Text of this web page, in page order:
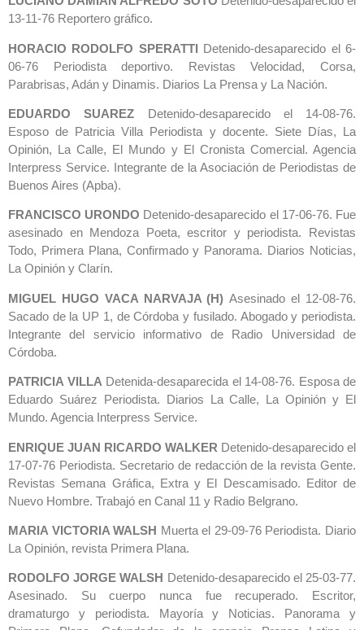
13-11-76 Reportero gráfico.
HORACIO RODOLFO SPERATTI Detenido-desaparecido el 6-
06-76 Periodista deportivo. Revistas Velocidad, Corsa,
Parabrisas, Adán y Dinamis. Diarios La Prensa y La Nación.
EDUARDO SUAREZ Detenido-desaparecido el 14-08-76.
Esposo de Patricia Villa Periodista y docente. Siete Días, La
Opinión, La Calle, El Mundo y El Cronista Comercial. Agencia
Interpress Service. Integrante de la Asociación de Periodistas de
Buenos Aires (Apba).
FRANCISCO URONDO Detenido-desaparecido el 17-06-76. Fue
asesinado en Mendoza Poeta, escritor y periodista. Revistas
Todo, Primera Plana, Confirmado y Panorama. Diarios Noticias,
La Opinión y Clarín.
MIGUEL HUGO VACA NARVAJA (H) Asesinado el 12-08-76.
Sacado de la UP 1, de Córdoba y fusilado. Abogado y periodista.
Integrante del servicio informativo de Radio Universidad de
Córdoba.
PATRICIA VILLA Detenida-desaparecida el 14-08-76. Esposa de
Eduardo Suárez Periodista. Diarios La Calle, La Opinión y El
Mundo. Agencia Interpress Service.
ENRIQUE JUAN RICARDO WALKER Detenido-desaparecido el
17-07-76 Periodista. Secretario de redacción de la revista Gente.
Revistas Semana Gráfica, Extra y El Descamisado. Editor de
Nuevo Hombre. Trabajó en Canal 11 y Radio Belgrano.
MARIA VICTORIA WALSH Muerta el 29-09-76 Periodista. Diario
La Opinión, revista Primera Plana.
RODOLFO JORGE WALSH Detenido-desaparecido el 25-03-77.
Asesinado. Su cuerpo nunca fue recuperado. Escritor,
dramaturgo y periodista. Mayoría y Noticias. Panorama y